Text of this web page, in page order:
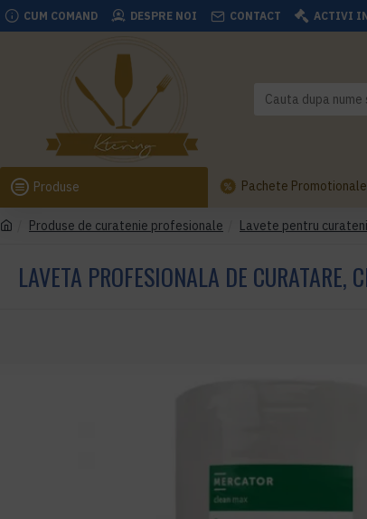
CUM COMAND DESPRE NOI CONTACT ACTIVI
Produse Pachete Promotionale
Produse de curatenie profesionale Lavete pentru
LAVETA PROFESIONALA DE